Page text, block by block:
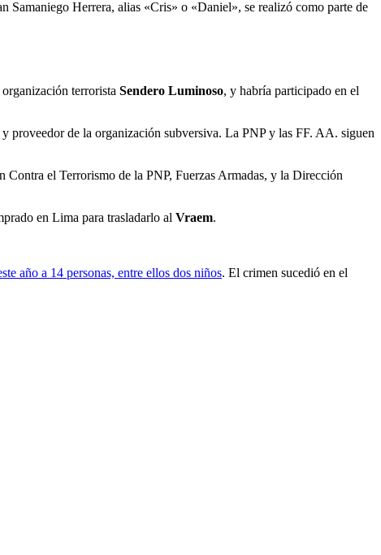
Herrera, alias «Cris» o «Daniel», se realizó como parte de
terrorista Sendero Luminoso, y habría participado en el
proveedor de la organización subversiva. La PNP y las FF. AA. siguen
el Terrorismo de la PNP, Fuerzas Armadas, y la Dirección
en Lima para trasladarlo al Vraem.
año a 14 personas, entre ellos dos niños. El crimen sucedió en el